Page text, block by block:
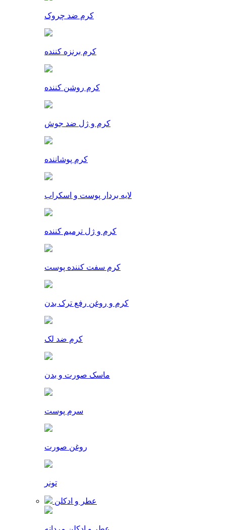
کرم ضد چروک
کرم برنزه کننده
کرم روشن کننده
کرم و ژل ضد جوش
کرم پوشاننده
لایه بردار پوست و اسکراب
کرم و ژل ترمیم کننده
کرم سفت کننده پوست
کرم و روغن رفع ترک بدن
کرم ضد لک
ماسک صورت و بدن
سرم پوست
روغن صورت
تونر
عطر و ادکلن